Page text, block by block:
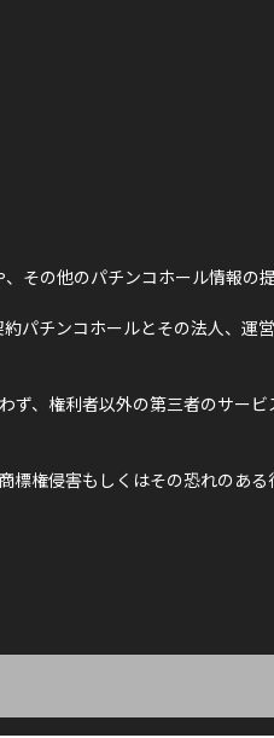
その他のパチンコホール情報の
パチンコホールとその法人、運
、権利者以外の第三者のサービ
権侵害もしくはその恐れのあ